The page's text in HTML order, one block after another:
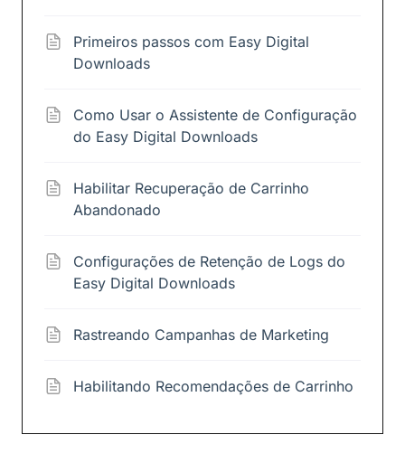
Primeiros passos com Easy Digital
Downloads
Como Usar o Assistente de Configuração
do Easy Digital Downloads
Habilitar Recuperação de Carrinho
Abandonado
Configurações de Retenção de Logs do
Easy Digital Downloads
Rastreando Campanhas de Marketing
Habilitando Recomendações de Carrinho